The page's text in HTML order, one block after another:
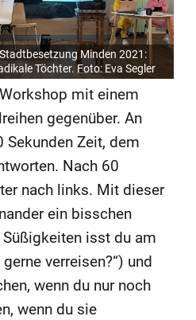
Stadtbesetzung Minden 2021:
Töchter. Foto: Eva Segler
mit einem
gegenüber. An
Sekunden Zeit, dem
Nach 60
nach links. Mit dieser
ein bisschen
Süßigkeiten isst du am
verreisen?“) und
wenn du nur noch
wenn du sie